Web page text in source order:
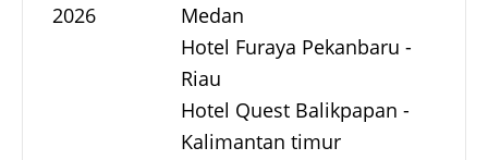
2026
Medan
Hotel Furaya Pekanbaru -
Riau
Hotel Quest Balikpapan -
Kalimantan timur